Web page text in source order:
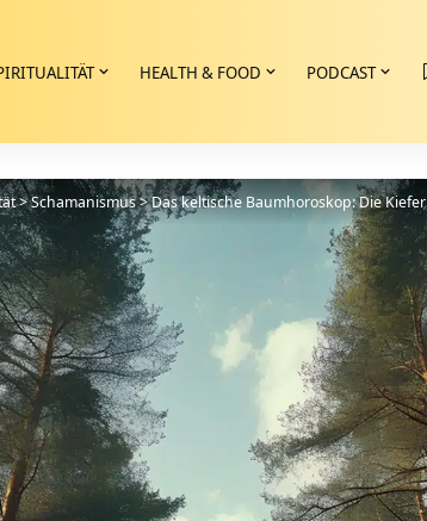
HEALTH & FOOD PODCAST
>Schamanismus>Das keltische Baumhoroskop: Die Kiefer